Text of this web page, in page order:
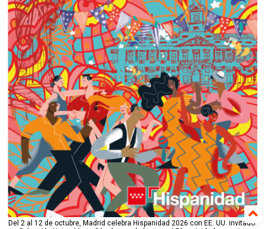
Del 2 al 12 de octubre, Madrid celebra Hispanidad 2026 con EE. UU. invitado: